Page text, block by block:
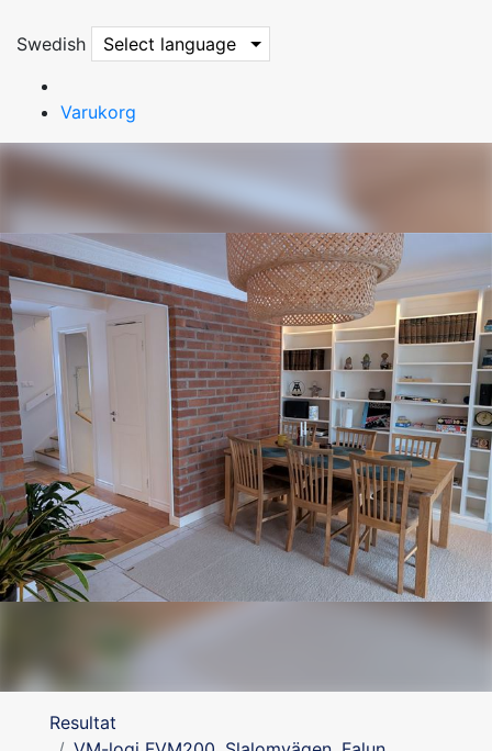
Swedish Select language
Varukorg
Resultat